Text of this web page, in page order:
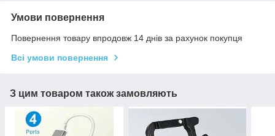
Умови повернення
Повернення товару впродовж 14 днів за рахунок покупця
Всі умови повернення
З цим товаром також замовляють